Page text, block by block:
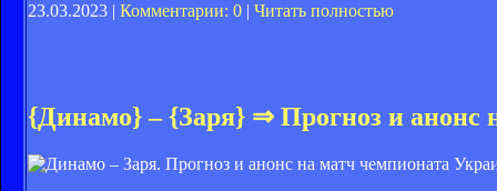
23.03.2023 | Комментарии: 0 | Читать полностью
{Динамо} – {Заря} ⇒ Прогноз и